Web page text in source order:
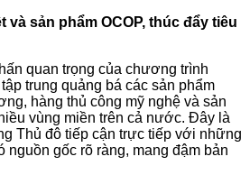
và sản phẩm OCOP, thúc đẩy tiêu
quan trọng của chương trình
trung quảng bá các sản phẩm
hàng thủ công mỹ nghệ và sản
vùng miền trên cả nước. Đây là
Thủ đô tiếp cận trực tiếp với những
nguồn gốc rõ ràng, mang đậm bản